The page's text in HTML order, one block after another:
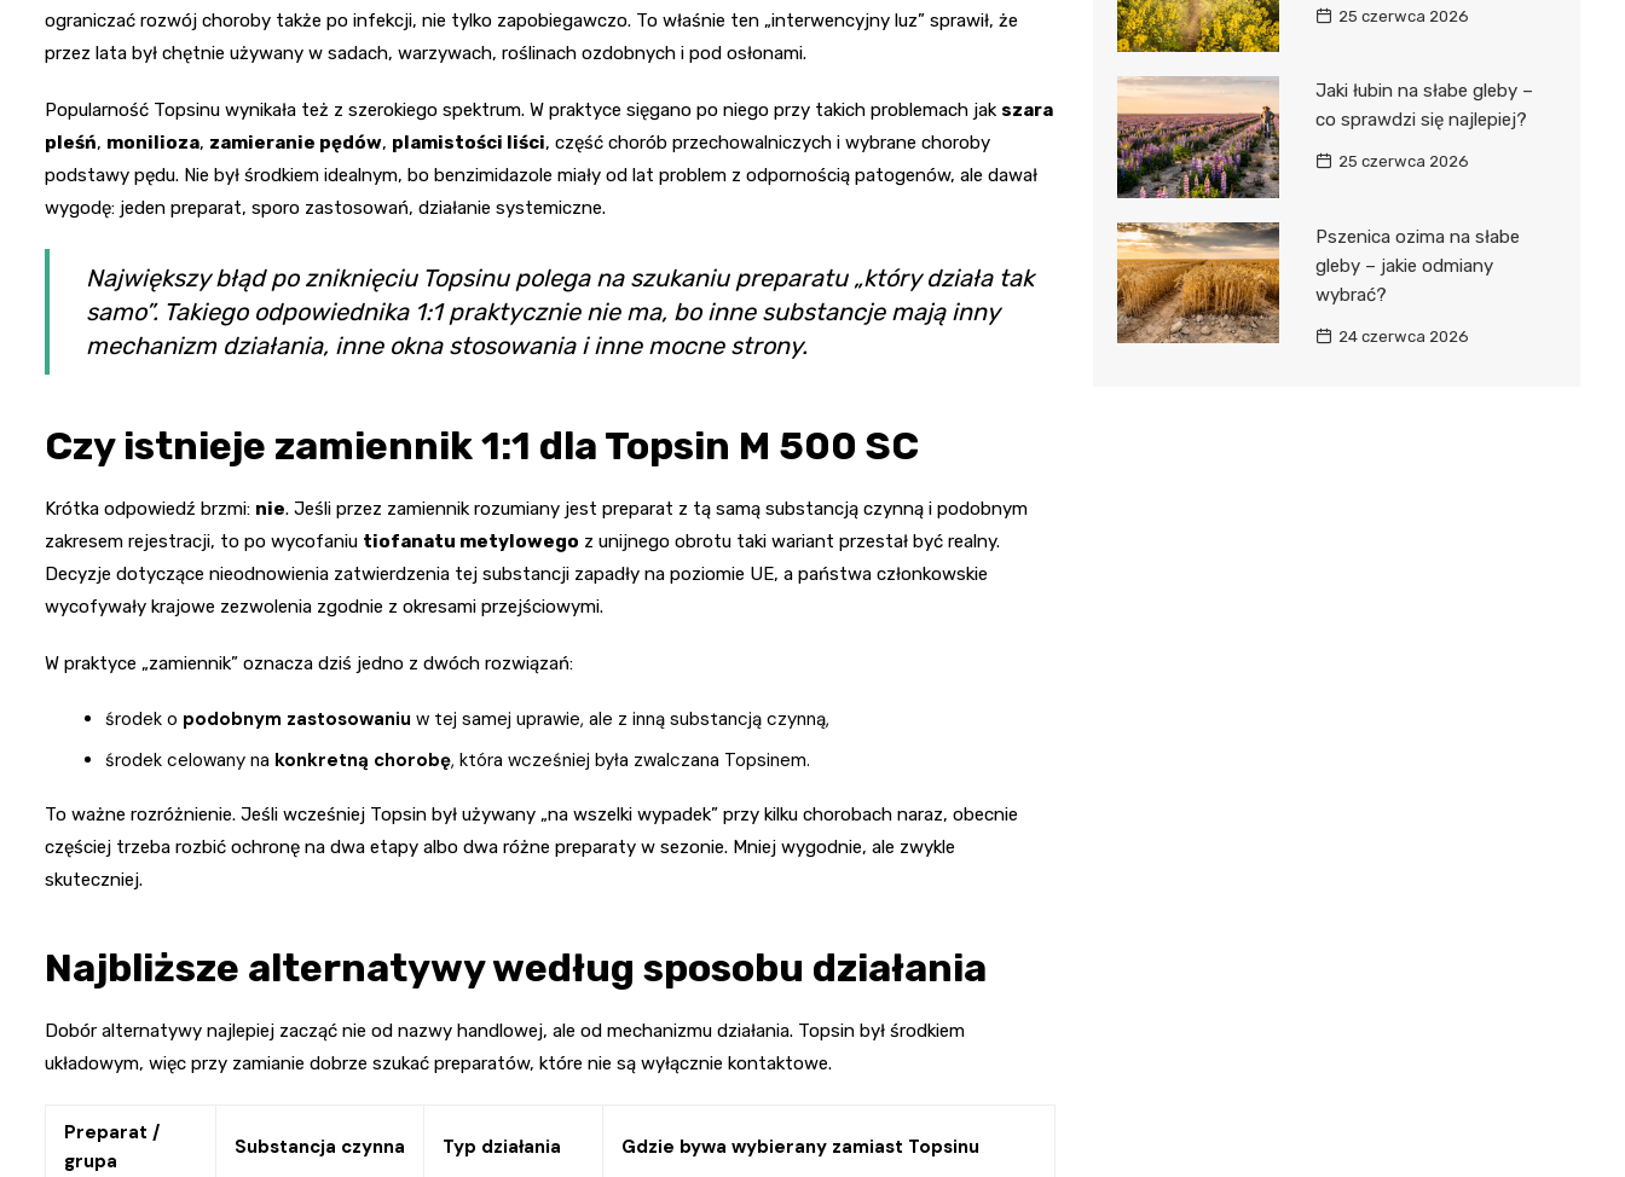
ograniczać rozwój choroby także po infekcji, nie tylko zapobiegawczo. To właśnie ten „interwencyjny luz” sprawił, że
przez lata był chętnie używany w sadach, warzywach, roślinach ozdobnych i pod osłonami.
Popularność Topsinu wynikała też z szerokiego spektrum. W praktyce sięgano po niego przy takich problemach jak szara
pleśń, monilioza, zamieranie pędów, plamistości liści, część chorób przechowalniczych i wybrane choroby
podstawy pędu. Nie był środkiem idealnym, bo benzimidazole miały od lat problem z odpornością patogenów, ale dawał
wygodę: jeden preparat, sporo zastosowań, działanie systemiczne.
Największy błąd po zniknięciu Topsinu polega na szukaniu preparatu „który działa tak
samo”. Takiego odpowiednika 1:1 praktycznie nie ma, bo inne substancje mają inny
mechanizm działania, inne okna stosowania i inne mocne strony.
Czy istnieje zamiennik 1:1 dla Topsin M 500 SC
Krótka odpowiedź brzmi: nie. Jeśli przez zamiennik rozumiany jest preparat z tą samą substancją czynną i podobnym
zakresem rejestracji, to po wycofaniu tiofanatu metylowego z unijnego obrotu taki wariant przestał być realny.
Decyzje dotyczące nieodnowienia zatwierdzenia tej substancji zapadły na poziomie UE, a państwa członkowskie
wycofywały krajowe zezwolenia zgodnie z okresami przejściowymi.
W praktyce „zamiennik” oznacza dziś jedno z dwóch rozwiązań:
środek o podobnym zastosowaniu w tej samej uprawie, ale z inną substancją czynną,
środek celowany na konkretną chorobę, która wcześniej była zwalczana Topsinem.
To ważne rozróżnienie. Jeśli wcześniej Topsin był używany „na wszelki wypadek” przy kilku chorobach naraz, obecnie
częściej trzeba rozbić ochronę na dwa etapy albo dwa różne preparaty w sezonie. Mniej wygodnie, ale zwykle
skuteczniej.
Najbliższe alternatywy według sposobu działania
Dobór alternatywy najlepiej zacząć nie od nazwy handlowej, ale od mechanizmu działania. Topsin był środkiem
układowym, więc przy zamianie dobrze szukać preparatów, które nie są wyłącznie kontaktowe.
Preparat /
grupa
Substancja czynna Typ działania Gdzie bywa wybierany zamiast Topsinu
25 czerwca 2026
Jaki łubin na słabe gleby –
co sprawdzi się najlepiej?
25 czerwca 2026
Pszenica ozima na słabe
gleby – jakie odmiany
wybrać?
24 czerwca 2026